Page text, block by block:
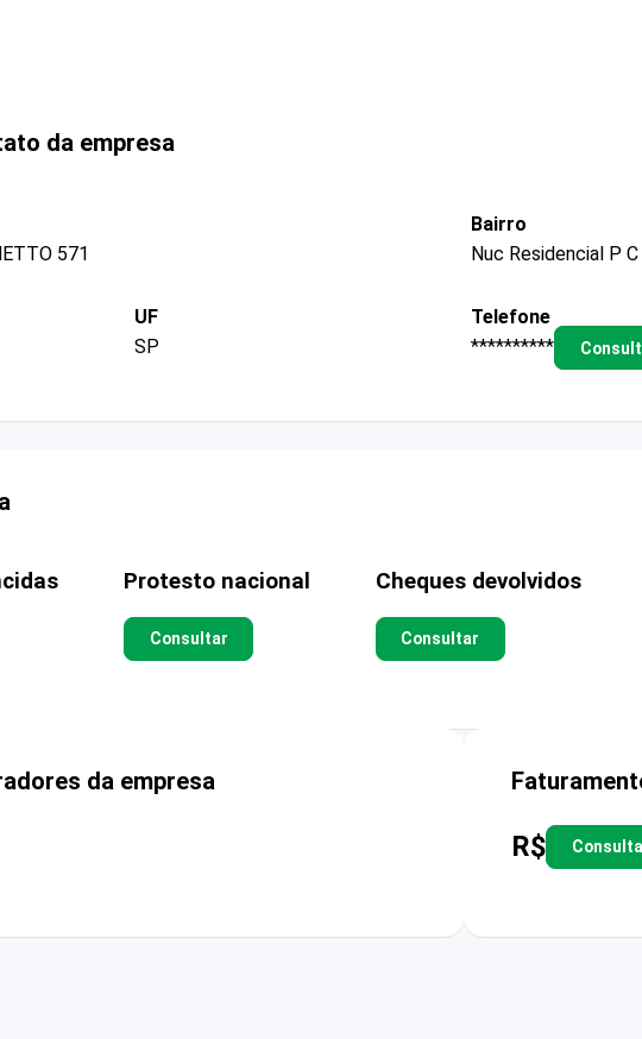
da empresa
571
Bairro
Nuc Residencial P C
UF
SP
Telefone
**********
Protesto nacional
Consultar
Cheques devolvidos
Consultar
da empresa
R$